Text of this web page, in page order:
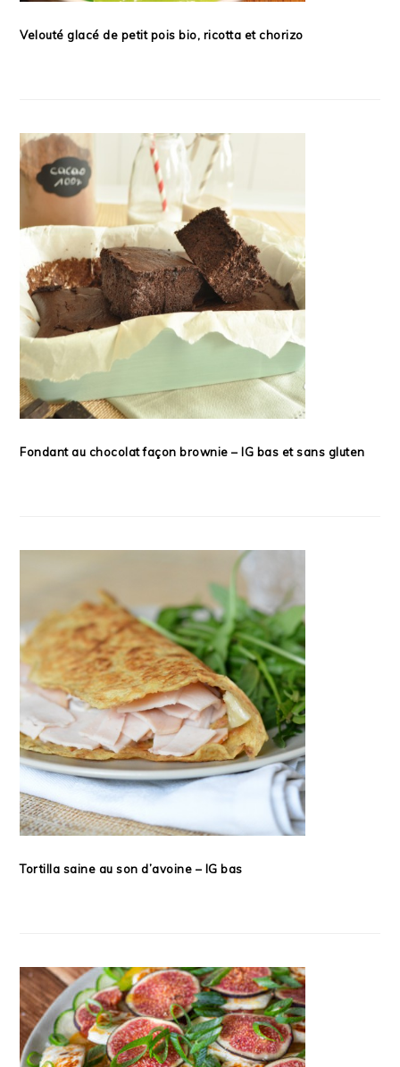
Velouté glacé de petit pois bio, ricotta et chorizo
Fondant au chocolat façon brownie – IG bas et sans gluten
Tortilla saine au son d’avoine – IG bas